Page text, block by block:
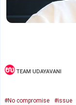
TEAM UDAYAVANI
#No compromise #issue